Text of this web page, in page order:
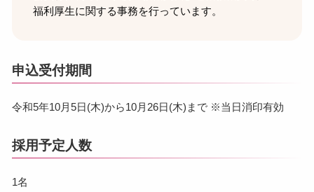
福利厚生に関する事務を行っています。
申込受付期間
令和5年10月5日(木)から10月26日(木)まで ※当日消印有効
採用予定人数
1名